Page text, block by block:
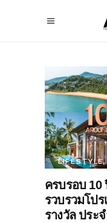
LIFESTYLE
ครบรอบ 10
รวบรวมโป
รางวัล ประ